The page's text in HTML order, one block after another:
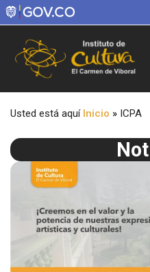
Usted está aquí Inicio » ICPA